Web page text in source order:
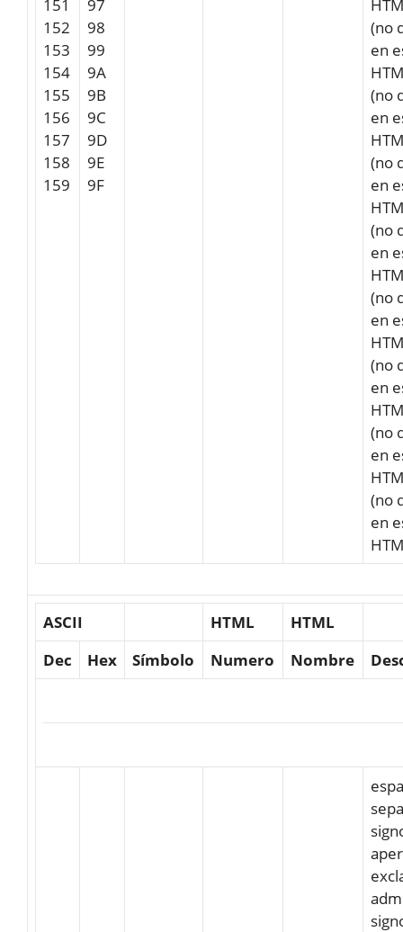
151
152
153
154
155
156
157
158
159
97
98
99
9A
9B
9C
9D
9E
9F
(no
en
(no
en
(no
en
(no
en
(no
en
(no
en
(no
en
(no
en
ASCII HTML
HTML
Dec
Hex Símbolo Numero Nombre